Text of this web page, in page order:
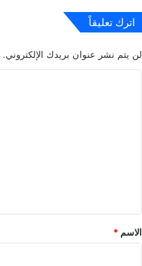
اترك تعليقاً
لن يتم نشر عنوان بريدك الإلكتروني.
*
الاسم *